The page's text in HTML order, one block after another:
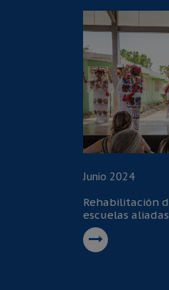
Junio 2024
Rehabilitación
escuelas